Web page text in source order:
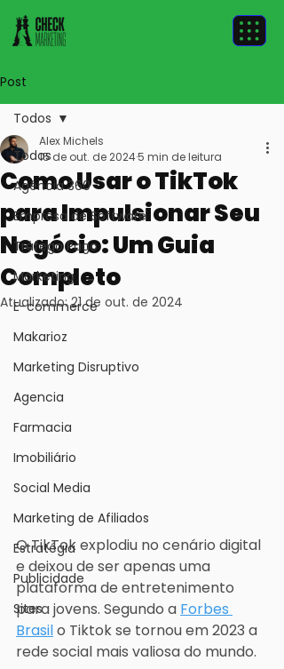
Post
Todos
Agência 360
Empresa de Software
Tráfego Pago
Marketing
E-commerce
Makarioz
Marketing Disruptivo
Agencia
Farmacia
Imobiliário
Social Media
Marketing de Afiliados
Estratégia
Publicidade
Sites
Todos
Como Usar o TikTok
para Impulsionar Seu
Negócio: Um Guia
Completo
Alex Michels
15 de out. de 20245 min de leitura
Atualizado:21 de out. de 2024
O TikTok explodiu no cenário digital
e deixou de ser apenas uma
plataforma de entretenimento
para jovens. Segundo a Forbes
Brasil o Tiktok se tornou em 2023 a
rede social mais valiosa do mundo.